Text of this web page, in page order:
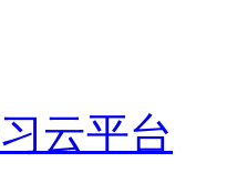
云平台